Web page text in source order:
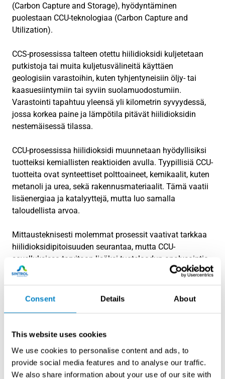
Consent Details About
This website uses cookies
We use cookies to personalise content and ads, to
provide social media features and to analyse our traffic.
We also share information about your use of our site with
(Carbon Capture and Storage), hyödyntäminen
puolestaan CCU-teknologiaa (Carbon Capture and
Utilization).
CCS-prosessissa talteen otettu hiilidioksidi kuljetetaan
putkistoja tai muita kuljetusvälineitä käyttäen
geologisiin varastoihin, kuten tyhjentyneisiin öljy- tai
kaasuesiintymiin tai syviin suolamuodostumiin.
Varastointi tapahtuu yleensä yli kilometrin syvyydessä,
jossa korkea paine ja lämpötila pitävät hiilidioksidin
nestemäisessä tilassa.
CCU-prosessissa hiilidioksidi muunnetaan hyödyllisiksi
tuotteiksi kemiallisten reaktioiden avulla. Tyypillisiä CCU-
tuotteita ovat synteettiset polttoaineet, kemikaalit, kuten
metanoli ja urea, sekä rakennusmateriaalit. Tämä vaatii
lisäenergiaa ja katalyyttejä, mutta luo samalla
taloudellista arvoa.
Mittausteknisesti molemmat prosessit vaativat tarkkaa
hiilidioksidipitoisuuden seurantaa, mutta CCU-
sovelluksissa tarvitaan lisäksi tuotelaadun analysointia
ja prosessiolosuhteiden tarkkaa hallintaa katalyyttisten
Millä teollisuudenaloilla
käytännöllistä?
Hiilidioksidin talteenotto on käytännöllisintä